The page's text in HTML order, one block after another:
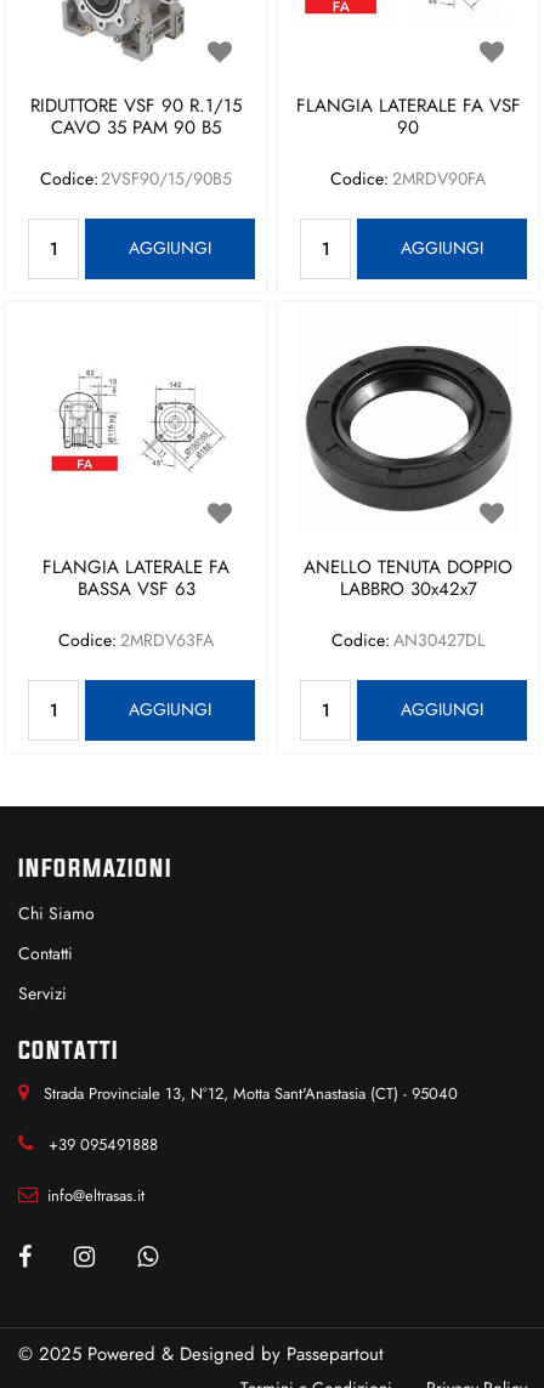
RIDUTTORE VSF 90 R.1/15
CAVO 35 PAM 90 B5
Codice:2VSF90/15/90B5
AGGIUNGI
FLANGIA LATERALE FA VSF
90
Codice: 2MRDV90FA
AGGIUNGI
FLANGIA LATERALE FA
BASSA VSF 63
Codice: 2MRDV63FA
AGGIUNGI
ANELLO TENUTA DOPPIO
LABBRO 30x42x7
Codice: AN30427DL
AGGIUNGI
INFORMAZIONI
Chi Siamo
Contatti
Servizi
CONTATTI
Strada Provinciale 13, N°12, Motta Sant'Anastasia (CT) - 95040
+39 095491888
info@eltrasas.it
© 2025 Powered & Designed by Passepartout